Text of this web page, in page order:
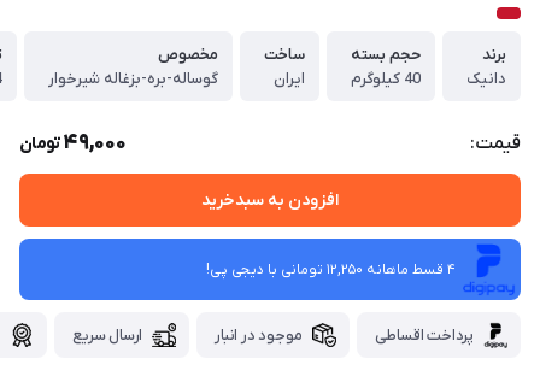
برند
دانیک
حجم بسته
40 کیلوگرم
ساخت
ایران
مخصوص
گوساله-بره-بزغاله شیرخوار
قیمت: 49,000تومان
افزودن به سبدخرید
4 قسط ماهانه 12,250 تومانی با دیجی ‌پی!
پرداخت اقساطی موجود در انبار ارسال سریع